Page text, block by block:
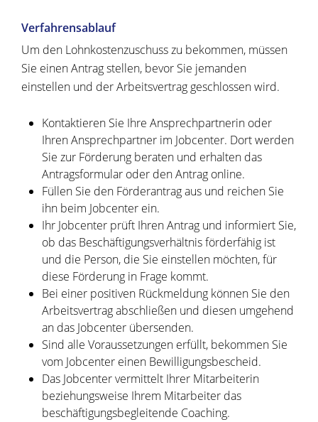
Verfahrensablauf
Um den Lohnkostenzuschuss zu bekommen, müssen
Sie einen Antrag stellen, bevor Sie jemanden
einstellen und der Arbeitsvertrag geschlossen wird.
Kontaktieren Sie Ihre Ansprechpartnerin oder
Ihren Ansprechpartner im Jobcenter. Dort werden
Sie zur Förderung beraten und erhalten das
Antragsformular oder den Antrag online.
Füllen Sie den Förderantrag aus und reichen Sie
ihn beim Jobcenter ein.
Ihr Jobcenter prüft Ihren Antrag und informiert Sie,
ob das Beschäftigungsverhältnis förderfähig ist
und die Person, die Sie einstellen möchten, für
diese Förderung in Frage kommt.
Bei einer positiven Rückmeldung können Sie den
Arbeitsvertrag abschließen und diesen umgehend
an das Jobcenter übersenden.
Sind alle Voraussetzungen erfüllt, bekommen Sie
vom Jobcenter einen Bewilligungsbescheid.
Das Jobcenter vermittelt Ihrer Mitarbeiterin
beziehungsweise Ihrem Mitarbeiter das
beschäftigungsbegleitende Coaching.